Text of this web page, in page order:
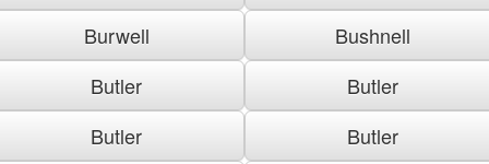
Burwell
Bushnell
Butler
Butler
Butler
Butler